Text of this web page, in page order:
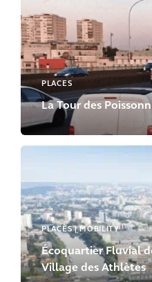
PLACES
La Tour des
PLACES | MOBILITY
Écoquartier Fluvial
Village des Athlètes